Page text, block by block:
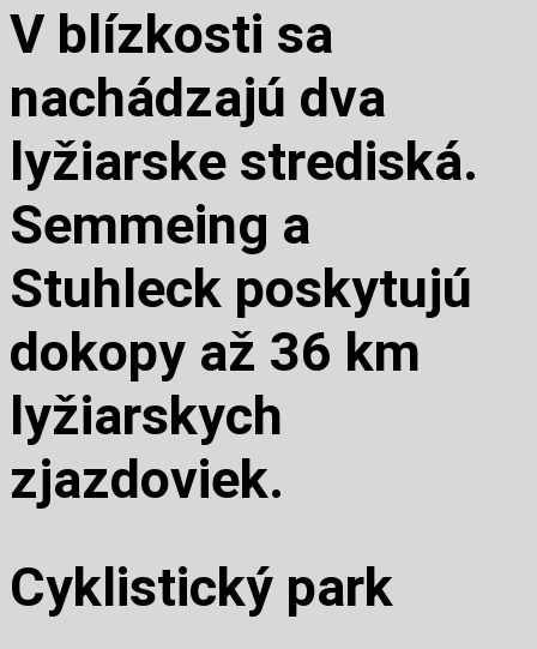
V blízkosti sa
nachádzajú dva
lyžiarske strediská.
Semmeing a
Stuhleck poskytujú
dokopy až 36 km
lyžiarskych
zjazdoviek.
Cyklistický park